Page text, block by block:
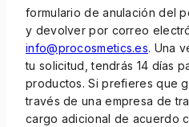
formulario de anulación del
y devolver por correo
info@procosmetics.es. Una
tu solicitud, tendrás 14 días
productos. Si prefieres que
través de una empresa de
cargo adicional de acuerdo